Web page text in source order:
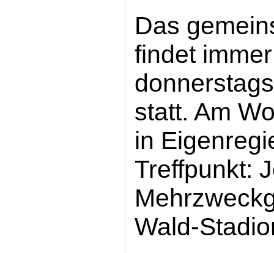
Das
findet
statt. Am
in
Treffpunkt:
Wald-